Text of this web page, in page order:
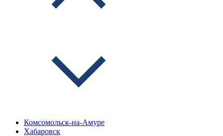
Комсомольск-на-Амуре
Хабаровск